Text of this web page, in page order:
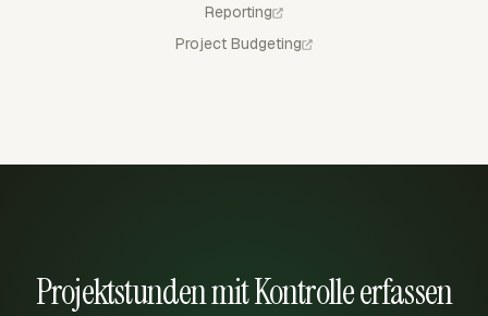
Reporting
Project Budgeting
Projektstunden mit Kontrolle erfassen